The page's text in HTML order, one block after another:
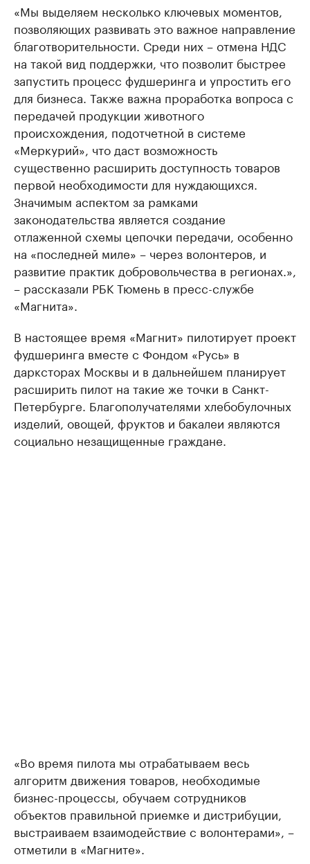
«Мы выделяем несколько ключевых моментов,
позволяющих развивать это важное направление
благотворительности. Среди них – отмена НДС
на такой вид поддержки, что позволит быстрее
запустить процесс фудшеринга и упростить его
для бизнеса. Также важна проработка вопроса с
передачей продукции животного
происхождения, подотчетной в системе
«Меркурий», что даст возможность
существенно расширить доступность товаров
первой необходимости для нуждающихся.
Значимым аспектом за рамками
законодательства является создание
отлаженной схемы цепочки передачи, особенно
на «последней миле» – через волонтеров, и
развитие практик добровольчества в регионах.»,
– рассказали РБК Тюмень в пресс-службе
«Магнита».
В настоящее время «Магнит» пилотирует проект
фудшеринга вместе с Фондом «Русь» в
дарксторах Москвы и в дальнейшем планирует
расширить пилот на такие же точки в Санкт-
Петербурге. Благополучателями хлебобулочных
изделий, овощей, фруктов и бакалеи являются
социально незащищенные граждане.
«Во время пилота мы отрабатываем весь
алгоритм движения товаров, необходимые
бизнес-процессы, обучаем сотрудников
объектов правильной приемке и дистрибуции,
выстраиваем взаимодействие с волонтерами», –
отметили в «Магните».